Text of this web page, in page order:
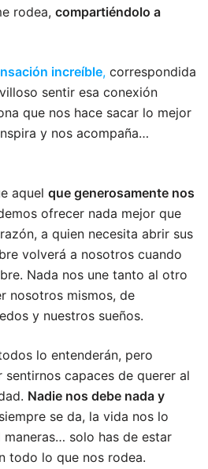
rodea, compartiéndolo a
increíble, correspondida
sentir esa conexión
que nos hace sacar lo mejor
y nos acompaña…
aquel que generosamente nos
ofrecer nada mejor que
a quien necesita abrir sus
volverá a nosotros cuando
Nada nos une tanto al otro
nosotros mismos, de
y nuestros sueños.
lo entenderán, pero
capaces de querer al
Nadie nos debe nada y
se da, la vida nos lo
solo has de estar
todo lo que nos rodea.